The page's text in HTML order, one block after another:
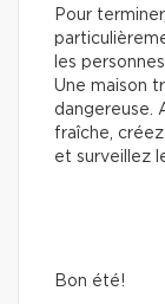
Pour
les
Une maison
dangereuse.
fraîche,
et surveillez
Bon été!